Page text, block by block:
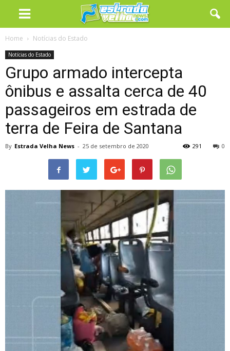
Home Notícias do Estado
Notícias do Estado
Grupo armado intercepta
ônibus e assalta cerca de 40
passageiros em estrada de
terra de Feira de Santana
By Estrada Velha News - 25 de setembro de 2020 0
291